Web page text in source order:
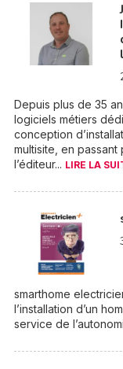
Depuis plus de 35
logiciels métiers
conception
multisite, en passant
l’éditeur... LIRE LA
smarthome
l’installation d’un
service de